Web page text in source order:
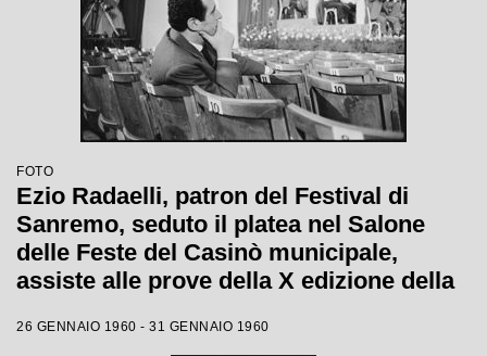
FOTO
Ezio Radaelli, patron del Festival di
Sanremo, seduto il platea nel Salone
delle Feste del Casinò municipale,
assiste alle prove della X edizione della
26 GENNAIO 1960 - 31 GENNAIO 1960